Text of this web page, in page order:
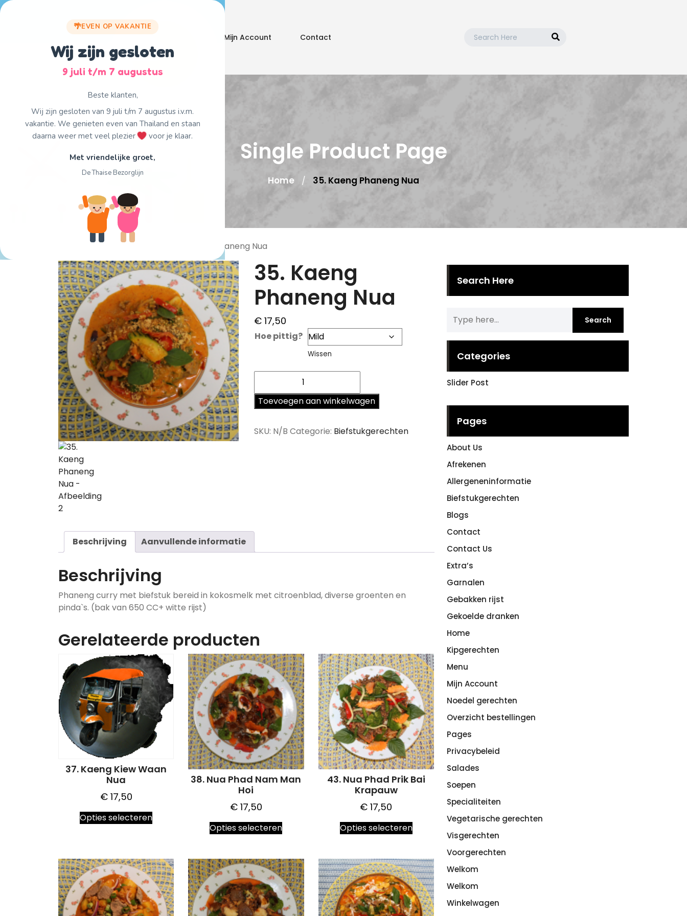
EVEN OP VAKANTIE
Wij zijn gesloten
9 juli t/m 7 augustus
Beste klanten,
Wij zijn gesloten van 9 juli t/m 7 augustus i.v.m.
vakantie. We genieten even van Thailand en staan
daarna weer met veel plezier
voor je klaar.
Met vriendelijke groet,
De Thaise Bezorglijn
Skip
Home Mijn Account Contact
Search
Single Product Page
Home / 35. Kaeng Phaneng Nua
Biefstukgerechten / 35. Kaeng Phaneng Nua
35. Kaeng
Phaneng Nua
€17,50
Hoe pittig?
Wissen
Phaneng
aantal
Toevoegen aan winkelwagen
SKU: N/B Categorie: Biefstukgerechten
Beschrijving Aanvullende informatie
Beschrijving
Phaneng curry met biefstuk bereid in kokosmelk met citroenblad, diverse groenten en
pinda`s. (bak van 650 CC+ witte rijst)
Gerelateerde producten
37. Kaeng Kiew Waan
Nua
€17,50
Opties selecteren
Dit
product
variaties.
Deze
optie
kan
gekozen
38. Nua Phad Nam Man
Hoi
€17,50
Opties selecteren
Dit
product
meerdere
variaties.
Deze
optie
kan
43. Nua Phad Prik Bai
Krapauw
€ 17,50
Opties selecteren
Dit
product
meerdere
variaties.
Deze
optie
kan
Search Here
Categories
Slider Post
Pages
About Us
Afrekenen
Allergeneninformatie
Biefstukgerechten
Blogs
Contact
Contact Us
Extra’s
Garnalen
Gebakken rijst
Gekoelde dranken
Home
Kipgerechten
Menu
Mijn Account
Noedel gerechten
Overzicht bestellingen
Pages
Privacybeleid
Salades
Soepen
Specialiteiten
Vegetarische gerechten
Visgerechten
Voorgerechten
Welkom
Welkom
Winkelwagen